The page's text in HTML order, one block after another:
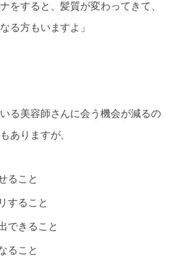
をすると、髪質が変わってきて、
る方もいますよ」
る美容師さんに会う機会が減るの
ありますが、
ること
すること
できること
ること